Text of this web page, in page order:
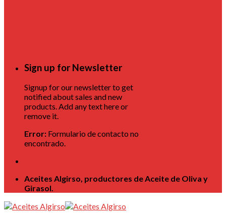
Sign up for Newsletter
Signup for our newsletter to get
notified about sales and new
products. Add any text here or
remove it.
Error: Formulario de contacto no
encontrado.
Aceites Algirso, productores de Aceite de Oliva y
Girasol.